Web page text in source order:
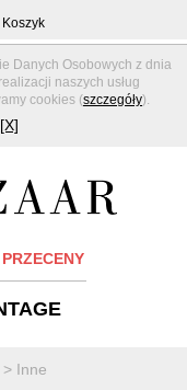
Danych Osobowych z dnia
naszych usług
cookies (szczegóły).
Koszyk
PRZECENY
> Inne